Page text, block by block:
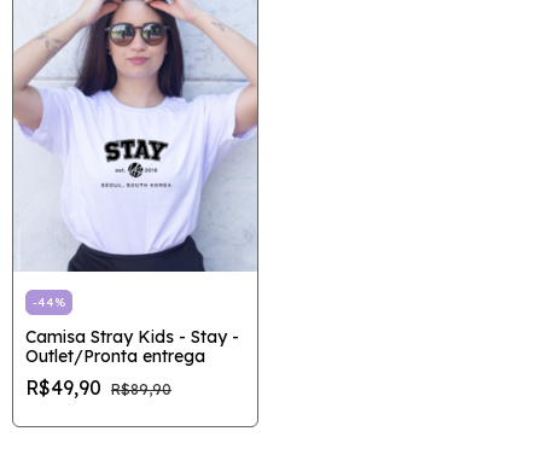
-44%
Camisa Stray Kids - Stay -
Outlet/Pronta entrega
R$49,90 R$89,90